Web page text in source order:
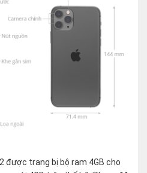
được trang bị bộ ram 4GB cho